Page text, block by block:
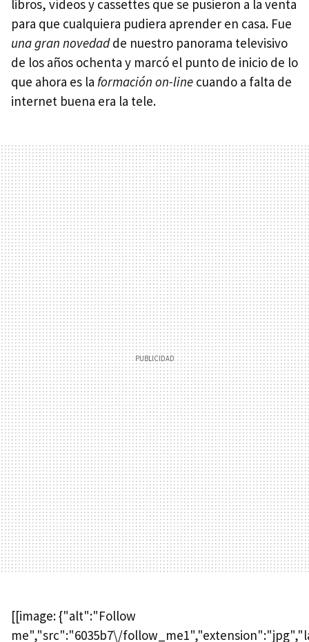
libros, vídeos y cassettes que se pusieron a la venta
para que cualquiera pudiera aprender en casa. Fue
una gran novedadde nuestro panorama televisivo
de los años ochenta y marcó el punto de inicio de lo
que ahora es la formación on-line cuando a falta de
internet buena era la tele.
[[image: {"alt":"Follow
me","src":"6035b7\/